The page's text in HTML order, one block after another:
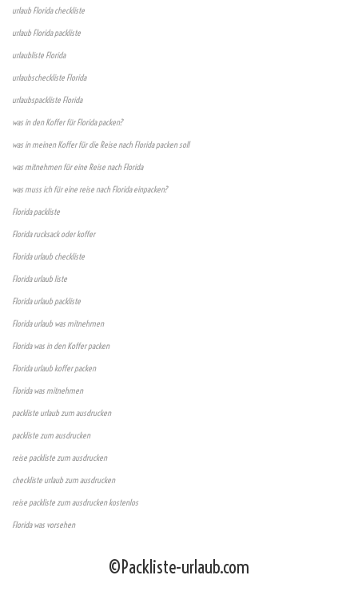
urlaub Florida checkliste
urlaub Florida packliste
urlaubliste Florida
urlaubscheckliste Florida
urlaubspackliste Florida
was in den Koffer für Florida packen?
was in meinen Koffer für die Reise nach Florida packen soll
was mitnehmen für eine Reise nach Florida
was muss ich für eine reise nach Florida einpacken?
Florida packliste
Florida rucksack oder koffer
Florida urlaub checkliste
Florida urlaub liste
Florida urlaub packliste
Florida urlaub was mitnehmen
Florida was in den Koffer packen
Florida urlaub koffer packen
Florida was mitnehmen
packliste urlaub zum ausdrucken
packliste zum ausdrucken
reise packliste zum ausdrucken
checkliste urlaub zum ausdrucken
reise packliste zum ausdrucken kostenlos
Florida was vorsehen
©Packliste-urlaub.com